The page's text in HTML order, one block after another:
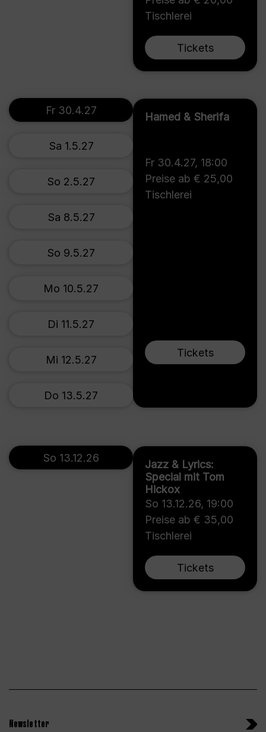
Tischlerei
Tickets
Hamed & Sherifa
Fr 30.4.27, 18:00
Preise ab € 25,00
Tischlerei
Tickets
Fr 30.4.27
Sa 1.5.27
So 2.5.27
Sa 8.5.27
So 9.5.27
Mo 10.5.27
Di 11.5.27
Mi 12.5.27
Do 13.5.27
Jazz & Lyrics:
Special mit Tom
Hickox
So 13.12.26, 19:00
Preise ab € 35,00
Tischlerei
Tickets
So 13.12.26
Newsletter